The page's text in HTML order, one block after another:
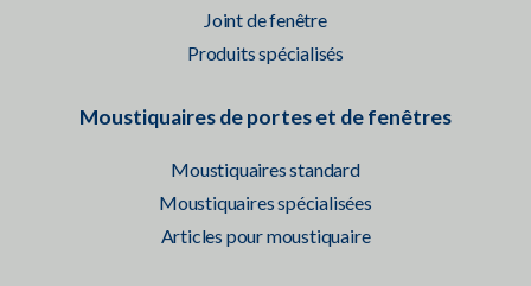
Joint de fenêtre
Produits spécialisés
Moustiquaires de portes et de fenêtres
Moustiquaires standard
Moustiquaires spécialisées
Articles pour moustiquaire